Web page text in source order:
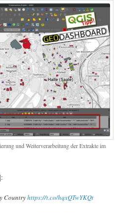
und Weiterverarbeitung der Extrakte im
Countryhttps://t.co/hqxQTwYKQt